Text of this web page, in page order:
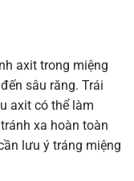
axit trong miệng
sâu răng. Trái
axit có thể làm
xa hoàn toàn
lưu ý tráng miệng